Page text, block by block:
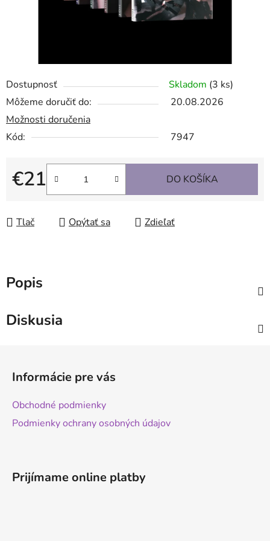
Dostupnosť Skladom (3 ks)
Môžeme doručiť do:
20.08.2026
Možnosti doručenia
Kód:
7947
€21
Jednotková cena:
DO KOŠÍKA
Tlač Opýtať sa Zdieľať
Popis
Diskusia
Informácie pre vás
Obchodné podmienky
Podmienky ochrany osobných údajov
Prijímame online platby